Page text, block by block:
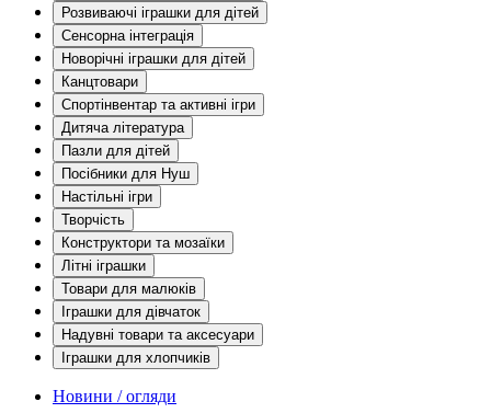
Розвиваючі іграшки для дітей
Сенсорна інтеграція
Новорічні іграшки для дітей
Канцтовари
Спортінвентар та активні ігри
Дитяча література
Пазли для дітей
Посібники для Нуш
Настільні ігри
Творчість
Конструктори та мозаїки
Літні іграшки
Товари для малюків
Іграшки для дівчаток
Надувні товари та аксесуари
Іграшки для хлопчиків
Новини / огляди